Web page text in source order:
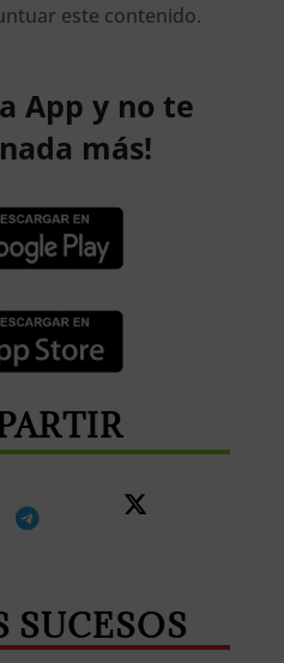
este contenido.
App y no te
más!
SUCESOS